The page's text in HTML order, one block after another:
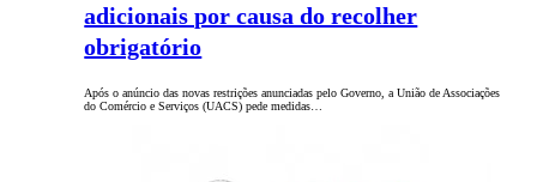
adicionais por causa do recolher
obrigatório
Após o anúncio das novas restrições anunciadas pelo Governo, a União de Associações
do Comércio e Serviços (UACS) pede medidas…